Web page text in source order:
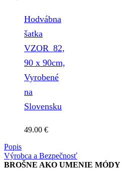
Hodvábna
šatka
VZOR_82,
90 x 90cm,
Vyrobené
na
Slovensku
49.00 €
Popis
Výrobca a Bezpečnosť
BROŠNE AKO UMENIE MÓDY